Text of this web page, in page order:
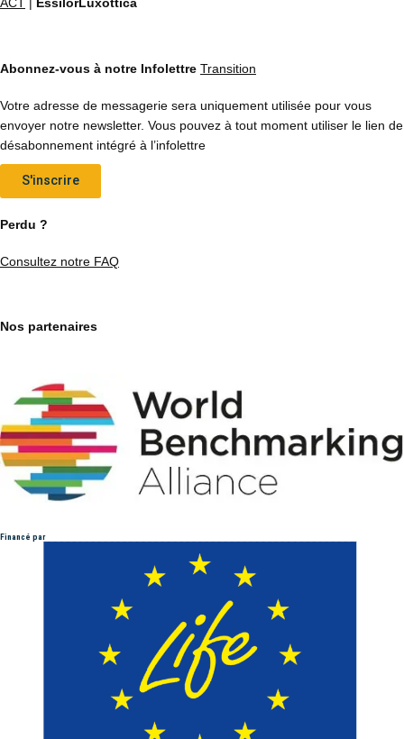
ACT | EssilorLuxottica
Abonnez-vous à notre Infolettre Transition
Votre adresse de messagerie sera uniquement utilisée pour vous
envoyer notre newsletter. Vous pouvez à tout moment utiliser le lien de
désabonnement intégré à l’infolettre
S'inscrire
Perdu ?
Consultez notre FAQ
Nos partenaires
Financé par